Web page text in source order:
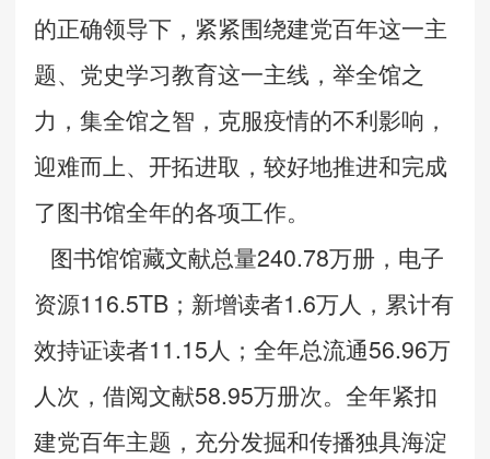
的正确领导下，紧紧围绕建党百年这一主
题、党史学习教育这一主线，举全馆之
力，集全馆之智，克服疫情的不利影响，
迎难而上、开拓进取，较好地推进和完成
了图书馆全年的各项工作。
图书馆馆藏文献总量240.78万册， 电子
资源116.5TB ； 新增读者1.6万人，累计有
效持证读者11.15人；全年总流通56.96万
人次，借阅文献58.95万册次。全年紧扣
建党百年主题，充分发掘和传播独具海淀